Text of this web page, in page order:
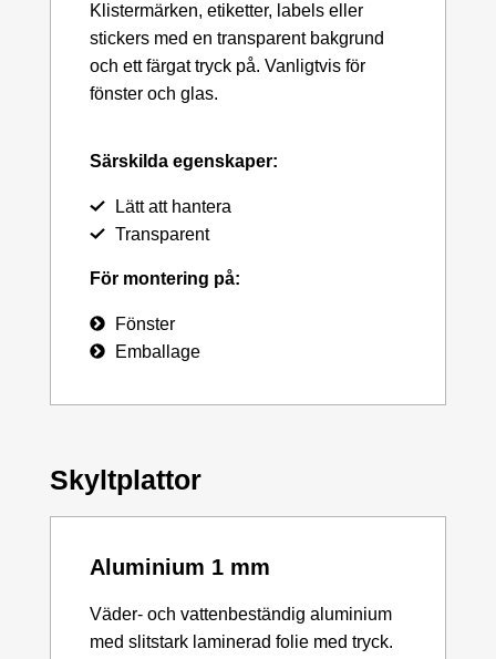
Klistermärken, etiketter, labels eller
stickers med en transparent bakgrund
och ett färgat tryck på. Vanligtvis för
fönster och glas.
Särskilda egenskaper:
Lätt att hantera
Transparent
För montering på:
Fönster
Emballage
Skyltplattor
Aluminium 1 mm
Väder- och vattenbeständig aluminium
med slitstark laminerad folie med tryck.